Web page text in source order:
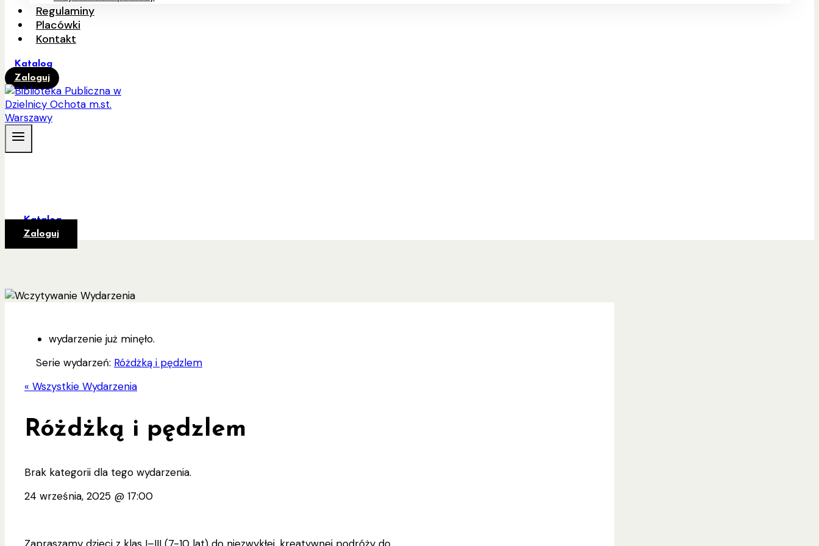
Regulaminy
Placówki
Kontakt
Katalog
Zaloguj
Katalog
Zaloguj
wydarzenie już minęło.
Serie wydarzeń: Różdżką i pędzlem
« Wszystkie Wydarzenia
Różdżką i pędzlem
Brak kategorii dla tego wydarzenia.
24 września, 2025 @ 17:00